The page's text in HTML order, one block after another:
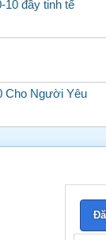
10 đầy tinh tế
Cho Người Yêu